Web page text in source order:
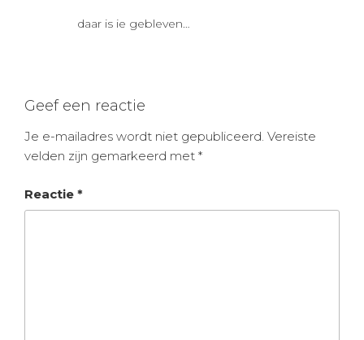
daar is ie gebleven…
Geef een reactie
Je e-mailadres wordt niet gepubliceerd. Vereiste
velden zijn gemarkeerd met *
Reactie *